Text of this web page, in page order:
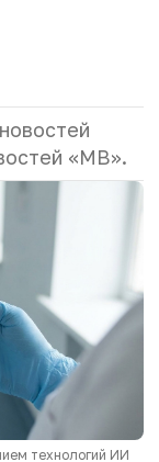
«МВ».
технологий ИИ